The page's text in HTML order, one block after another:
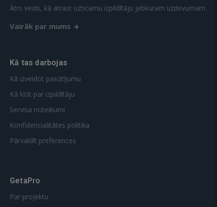
Ātrs veids, kā atrast uzticamu izpildītāju jebkuram uzdevumam.
Vairāk par mums
Kā tas darbojas
Kā izveidot pasūtījumu
Kā kļūt par izpildītāju
Servisa noteikumi
Konfidencialitātes politika
Pārvaldīt preferences
GetaPro
Par projektu